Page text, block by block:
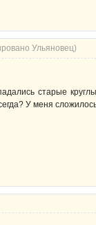
Ульяновец)
старые
У меня